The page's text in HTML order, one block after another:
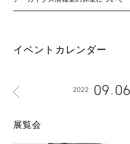
イベントカレンダー
2022 09 06
展覧会